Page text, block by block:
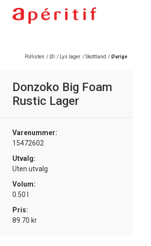
Pollisten / Øl / Lys lager /Skottland /Øvrige
Donzoko Big Foam
Rustic Lager
Varenummer:
15472602
Utvalg:
Uten utvalg
Volum:
0.50 l
Pris:
89.70 kr